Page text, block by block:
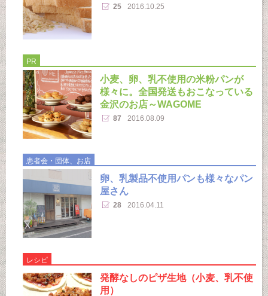
25 2016.10.25
PR
小麦、卵、乳不使用の米粉パンが
様々に。全国発送もおこなっている
金沢のお店～WAGOME
87 2016.08.09
患者会・団体、お店
卵、乳製品不使用パンも様々なパン
屋さん
28 2016.04.11
レシピ
発酵なしのピザ生地（小麦、乳不使
用）